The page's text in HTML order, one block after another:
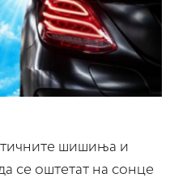
шишиња и
се оштетат на сонце